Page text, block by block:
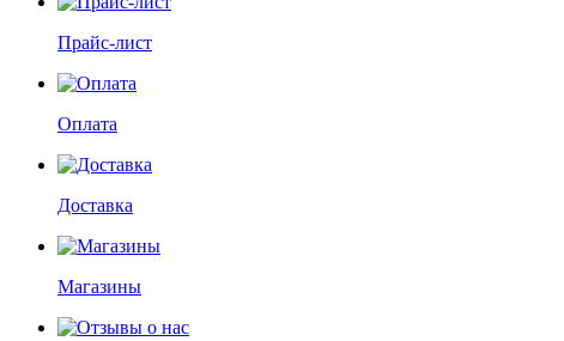
Прайс-лист
Оплата
Доставка
Магазины